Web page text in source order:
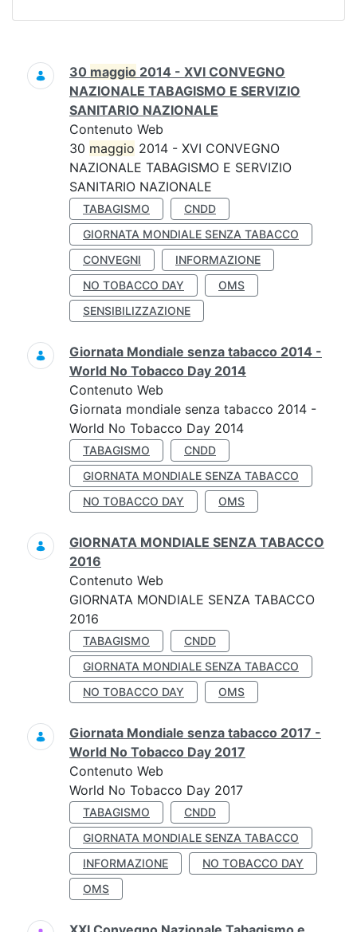
Ricerca
30 maggio 2014 - XVI CONVEGNO
NAZIONALE TABAGISMO E SERVIZIO
SANITARIO NAZIONALE
Contenuto Web
30 maggio 2014 - XVI CONVEGNO
NAZIONALE TABAGISMO E SERVIZIO
SANITARIO NAZIONALE
TABAGISMO
CNDD
GIORNATA MONDIALE SENZA TABACCO
CONVEGNI
INFORMAZIONE
NO TOBACCO DAY
OMS
SENSIBILIZZAZIONE
Giornata Mondiale senza tabacco 2014 -
World No Tobacco Day 2014
Contenuto Web
Giornata mondiale senza tabacco 2014 -
World No Tobacco Day 2014
TABAGISMO
CNDD
GIORNATA MONDIALE SENZA TABACCO
NO TOBACCO DAY
OMS
GIORNATA MONDIALE SENZA TABACCO
2016
Contenuto Web
GIORNATA MONDIALE SENZA TABACCO
2016
TABAGISMO
CNDD
GIORNATA MONDIALE SENZA TABACCO
NO TOBACCO DAY
OMS
Giornata Mondiale senza tabacco 2017 -
World No Tobacco Day 2017
Contenuto Web
World No Tobacco Day 2017
TABAGISMO
CNDD
GIORNATA MONDIALE SENZA TABACCO
INFORMAZIONE
NO TOBACCO DAY
OMS